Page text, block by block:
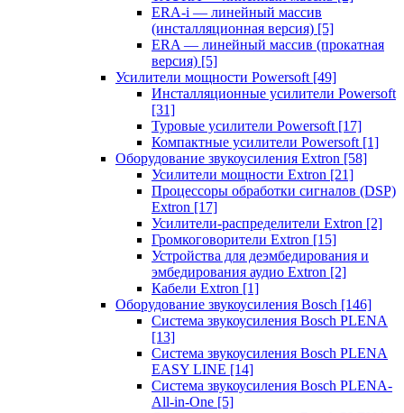
ERA-i — линейный массив
(инсталляционная версия) [5]
ERA — линейный массив (прокатная
версия) [5]
Усилители мощности Powersoft [49]
Инсталляционные усилители Powersoft
[31]
Туровые усилители Powersoft [17]
Компактные усилители Powersoft [1]
Оборудование звукоусиления Extron [58]
Усилители мощности Extron [21]
Процессоры обработки сигналов (DSP)
Extron [17]
Усилители-распределители Extron [2]
Громкоговорители Extron [15]
Устройства для деэмбедирования и
эмбедирования аудио Extron [2]
Кабели Extron [1]
Оборудование звукоусиления Bosch [146]
Система звукоусиления Bosch PLENA
[13]
Система звукоусиления Bosch PLENA
EASY LINE [14]
Система звукоусиления Bosch PLENA-
All-in-One [5]